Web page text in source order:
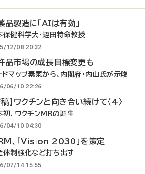
品製造に「AIは有効」
保健科学大・蛭田特命教授
12/08 20:32
品市場の成長目標変更も
ドマップ素案から、内閣府・内山氏が示唆
06/10 22:26
稿】ワクチンと向き合い続けて〈4〉
初、ワクチンMRの誕生
04/10 04:30
、「Vision 2030」を策定
体制強化など打ち出す
07/14 15:55